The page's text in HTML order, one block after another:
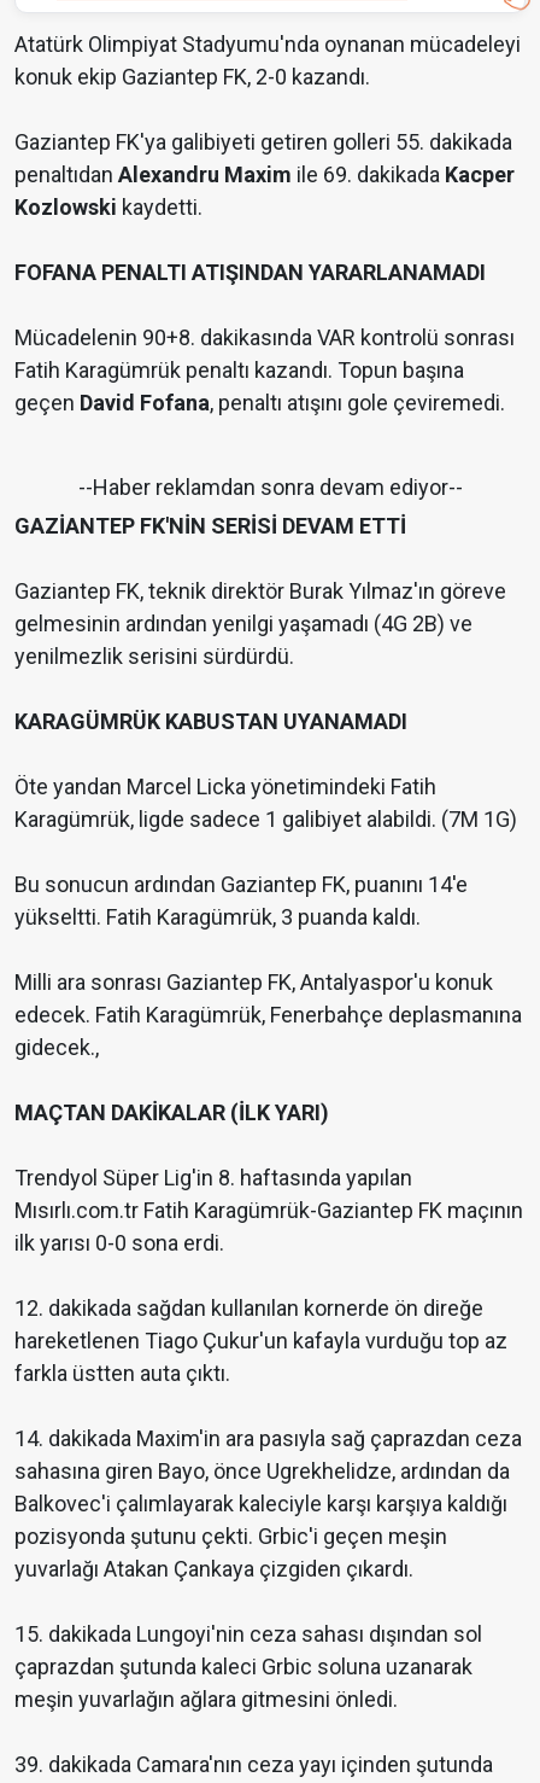
Atatürk Olimpiyat Stadyumu'nda oynanan mücadeleyi
konuk ekip Gaziantep FK, 2-0 kazandı.
Gaziantep FK'ya galibiyeti getiren golleri 55. dakikada
penaltıdan Alexandru Maxim ile 69. dakikada Kacper
Kozlowski kaydetti.
FOFANA PENALTI ATIŞINDAN YARARLANAMADI
Mücadelenin 90+8. dakikasında VAR kontrolü sonrası
Fatih Karagümrük penaltı kazandı. Topun başına
geçen David Fofana, penaltı atışını gole çeviremedi.
--Haber reklamdan sonra devam ediyor--
GAZİANTEP FK'NİN SERİSİ DEVAM ETTİ
Gaziantep FK, teknik direktör Burak Yılmaz'ın göreve
gelmesinin ardından yenilgi yaşamadı (4G 2B) ve
yenilmezlik serisini sürdürdü.
KARAGÜMRÜK KABUSTAN UYANAMADI
Öte yandan Marcel Licka yönetimindeki Fatih
Karagümrük, ligde sadece 1 galibiyet alabildi. (7M 1G)
Bu sonucun ardından Gaziantep FK, puanını 14'e
yükseltti. Fatih Karagümrük, 3 puanda kaldı.
Milli ara sonrası Gaziantep FK, Antalyaspor'u konuk
edecek. Fatih Karagümrük, Fenerbahçe deplasmanına
gidecek.,
MAÇTAN DAKİKALAR (İLK YARI)
Trendyol Süper Lig'in 8. haftasında yapılan
Mısırlı.com.tr Fatih Karagümrük-Gaziantep FK maçının
ilk yarısı 0-0 sona erdi.
12. dakikada sağdan kullanılan kornerde ön direğe
hareketlenen Tiago Çukur'un kafayla vurduğu top az
farkla üstten auta çıktı.
14. dakikada Maxim'in ara pasıyla sağ çaprazdan ceza
sahasına giren Bayo, önce Ugrekhelidze, ardından da
Balkovec'i çalımlayarak kaleciyle karşı karşıya kaldığı
pozisyonda şutunu çekti. Grbic'i geçen meşin
yuvarlağı Atakan Çankaya çizgiden çıkardı.
15. dakikada Lungoyi'nin ceza sahası dışından sol
çaprazdan şutunda kaleci Grbic soluna uzanarak
meşin yuvarlağın ağlara gitmesini önledi.
39. dakikada Camara'nın ceza yayı içinden şutunda